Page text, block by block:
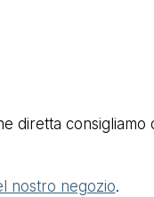
diretta consigliamo
nostro negozio.